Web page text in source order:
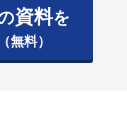
資料を
（無料）